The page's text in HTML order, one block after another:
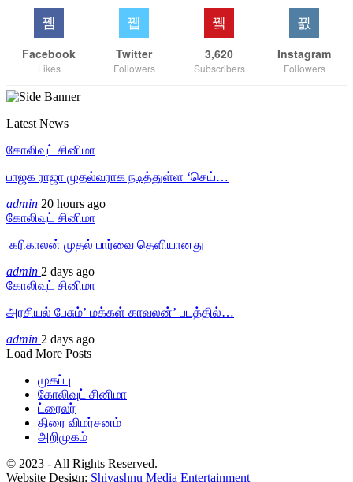
Facebook
Likes
Twitter
Followers
3,620
Subscribers
Instagram
Followers
Latest News
கோலிவுட் சினிமா
பாஜக ராஜா முதல்வராக நடித்துள்ள ‘செய்…
admin 20 hours ago
கோலிவுட் சினிமா
‎ கரிகாலன் முதல் பார்வை தெளியானது
admin 2 days ago
கோலிவுட் சினிமா
அரசியல் பேசும்’ மக்கள் காவலன்’ படத்தில்…
admin 2 days ago
Load More Posts
முகப்பு
கோலிவுட் சினிமா
ட்ரைலர்
திரை விமர்சனம்
அறிமுகம்
© 2023 - All Rights Reserved.
Website Design: Shivashnu Media Entertainment